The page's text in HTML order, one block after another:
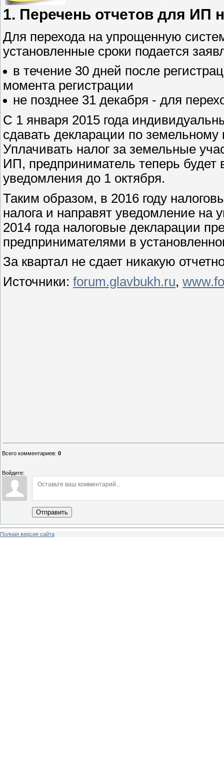
1. Перечень отчетов для ИП
Для перехода на упрощенную
установленные сроки подается
в течение 30 дней после
момента регистрации
не позднее 31 декабря - для
С 1 января 2015 года
сдавать декларации по
Уплачивать налог за земельные
ИП, предприниматель теперь будет
уведомления до 1 октября.
Таким образом, в 2016 году
налога и направят уведомление на
2014 года налоговые декларации
предпринимателями в
За квартал не сдает никакую
Источники: forum.glavbukh.ru,
Всего комментариев: 0
Войдите:
Отправить
Полная версия сайта